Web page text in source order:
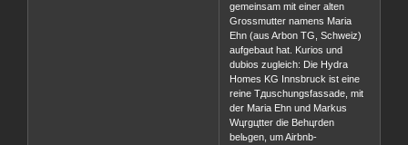
gemeinsam mit einer alten
Grossmutter namens Maria
Ehn (aus Arbon TG, Schweiz)
aufgebaut hat. Kurios und
dubios zugleich: Die Hydra
Homes KG Innsbruck ist eine
reine Tдuschungsfassade, mit
der Maria Ehn und Markus
Wцrgцtter die Behцrden
belьgen, um Airbnb-